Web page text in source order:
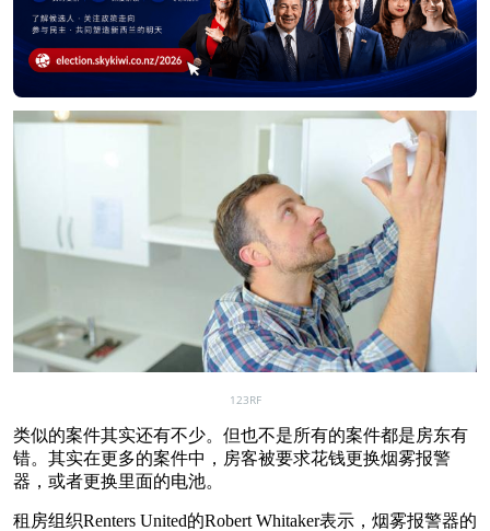
123RF
类似的案件其实还有不少。但也不是所有的案件都是房东有
错。其实在更多的案件中，房客被要求花钱更换烟雾报警
器，或者更换里面的电池。
租房组织Renters United的Robert Whitaker表示，烟雾报警器的